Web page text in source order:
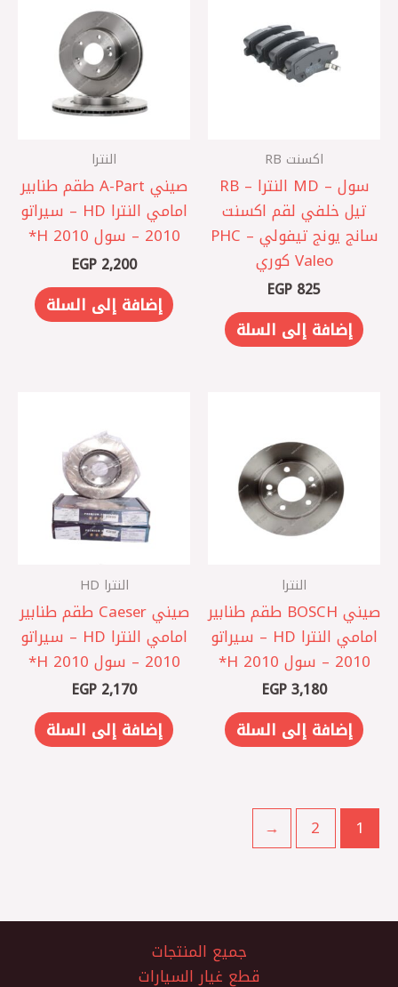
اكسنت RB
سول – MD النترا – RB
‎تيل خلفي لقم اكسنت
‎سانج يونج تيفولي – PHC
Valeo كوري
EGP 825
إضافة إلى السلة
النترا
صيني A-Part ‏طقم طنابير
امامي النترا HD – سيراتو
2010 – سول 2010 ‏H*
EGP2,200
إضافة إلى السلة
النترا
صيني BOSCH ‏طقم طنابير
امامي النترا HD – سيراتو
2010 – سول 2010 ‏H*
EGP3,180
إضافة إلى السلة
النترا HD
صيني Caeser ‏طقم طنابير
امامي النترا HD – سيراتو
2010 – سول 2010 ‏H*
EGP2,170
إضافة إلى السلة
1
2
←
جميع المنتجات
قطع غيار السيارات